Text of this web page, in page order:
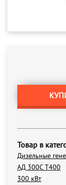
Товар в
Дизельные
АД 300С Т400
300 кВт